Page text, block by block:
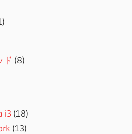
ド (8)
i3 (18)
(13)